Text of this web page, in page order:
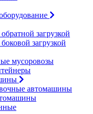
загрузкой
загрузкой
мусоровозы
автомашины